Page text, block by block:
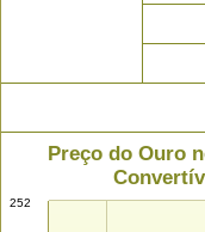
Preço do Ouro
252